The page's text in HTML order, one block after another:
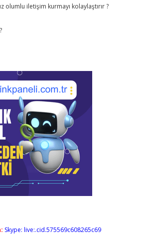
olumlu iletişim kurmayı kolaylaştırır ?
Skype: live:.cid.575569c608265c69